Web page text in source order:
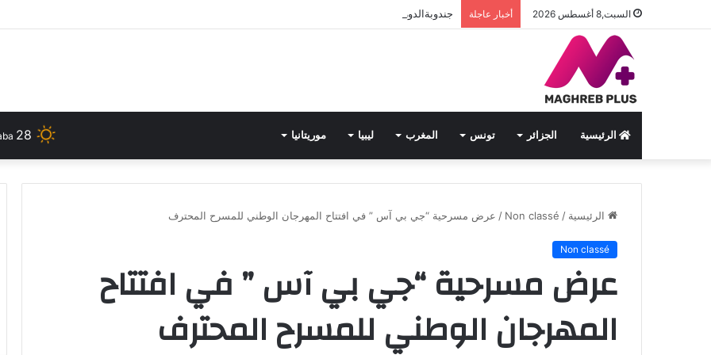
السبت,8 أغسطس 2026 أخبار عاجلة جندوبةالدورة السادسة لـ” المسابقة الجهوية لنوادي الفنون التشكيلية بالمؤسسات الثقافية”
الرئيسية الجزائر تونس المغرب ليبيا موريتانيا 28
الرئيسية /
Non classé
/ عرض مسرحية “جي بي آس ” في افتتاح المهرجان الوطني للمسرح المحترف
Non classé
عرض مسرحية “جي بي آس ” في افتتاح
المهرجان الوطني للمسرح المحترف